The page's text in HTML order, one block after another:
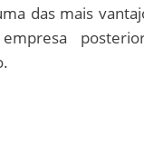
das mais